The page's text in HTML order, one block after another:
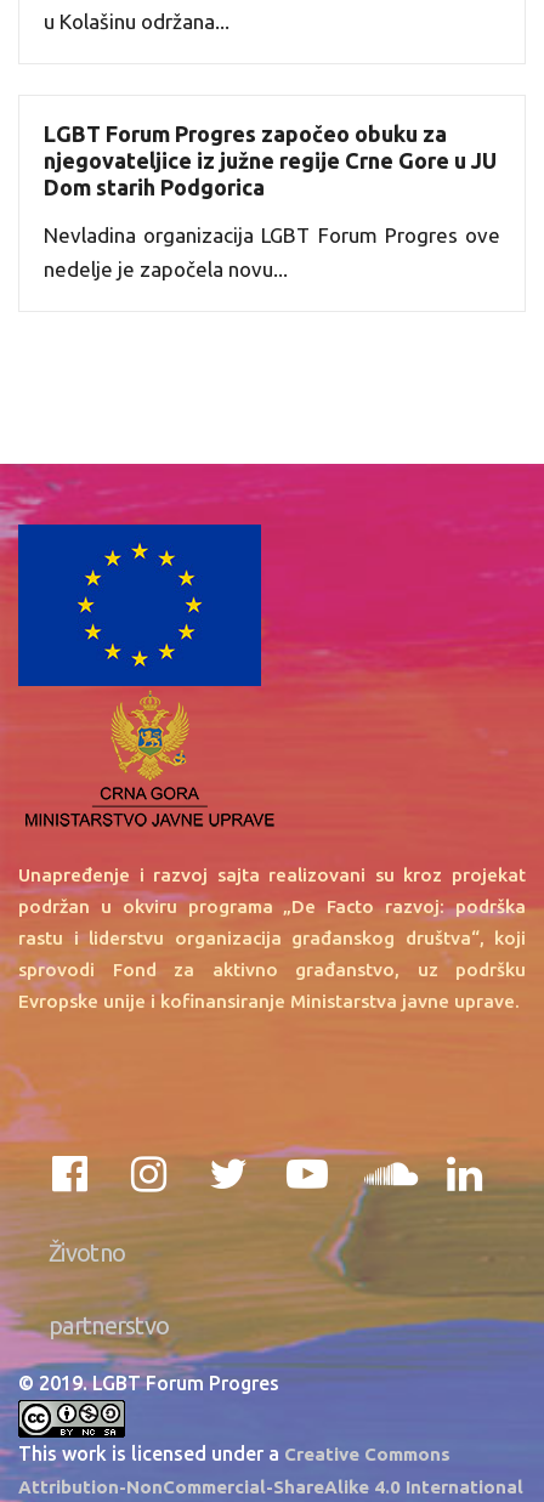
u Kolašinu održana...
LGBT Forum Progres započeo obuku za
njegovateljice iz južne regije Crne Gore u JU
Dom starih Podgorica
Nevladina organizacija LGBT Forum Progres ove
nedelje je započela novu...
Unapređenje i razvoj sajta realizovani su kroz projekat
podržan u okviru programa „De Facto razvoj: podrška
rastu i liderstvu organizacija građanskog društva“, koji
sprovodi Fond za aktivno građanstvo, uz podršku
Evropske unije i kofinansiranje Ministarstva javne uprave.
Životno
partnerstvo
© 2019. LGBT Forum Progres
This work is licensed under a Creative Commons
Attribution-NonCommercial-ShareAlike 4.0 International